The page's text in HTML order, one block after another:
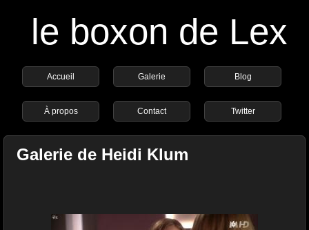
le boxon de Lex
Accueil Galerie Blog
À propos Contact Twitter
Galerie de Heidi Klum